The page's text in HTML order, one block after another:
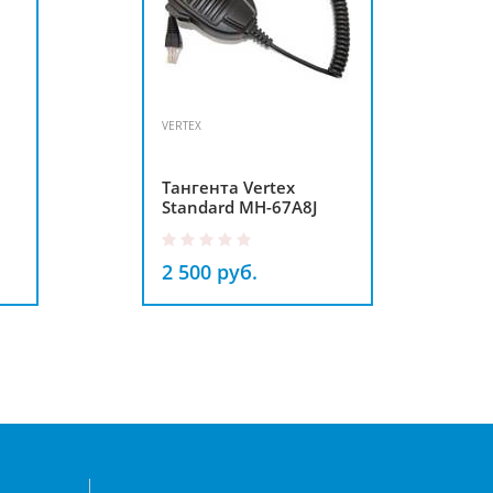
VERTEX
Тангента Vertex
Standard MH-67A8J
2 500 руб.